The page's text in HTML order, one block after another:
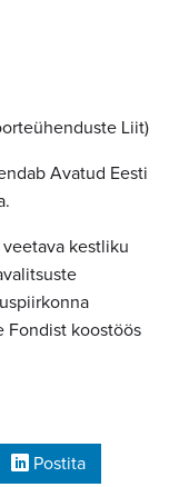
Liit)
Avatud Eesti
kestliku
Fondist koostöös
Postita